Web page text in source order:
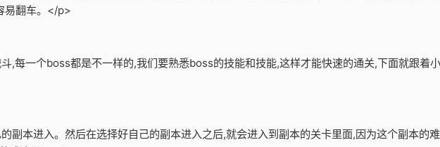
易翻车。</p>
,每一个boss都是不一样的,我们要熟悉boss的技能和技能,这样才能快速的通关,下面就跟着
副本进入。然后在选择好自己的副本进入之后,就会进入到副本的关卡里面,因为这个副本的